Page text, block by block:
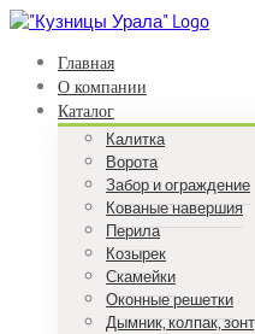
Skip
contentГлавная
О компании
Каталог
Калитка
Ворота
Забор и ограждение
Кованые навершия
Перила
Козырек
Скамейки
Оконные решетки
Дымник, колпак,